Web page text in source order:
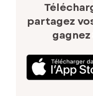
partagez